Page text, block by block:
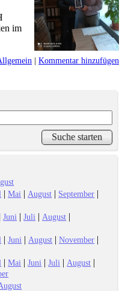
im
| Kommentar hinzufügen
|Mai | August | September |
|Juni |Juli | August |
|Juni | August |November |
|Mai |Juni |Juli | August |